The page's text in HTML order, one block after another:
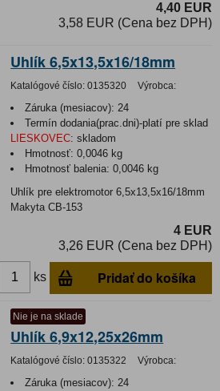
4,40 EUR
3,58 EUR (Cena bez DPH)
Uhlík 6,5x13,5x16/18mm
Katalógové číslo: 0135320 Výrobca:
Záruka (mesiacov): 24
Termín dodania(prac.dni)-platí pre sklad
LIESKOVEC: skladom
Hmotnosť:0,0046 kg
Hmotnosť balenia:0,0046 kg
Uhlík pre elektromotor 6,5x13,5x16/18mm
Makyta CB-153
4 EUR
3,26 EUR (Cena bez DPH)
ks Pridať do košíka
Nie je na sklade
Uhlík 6,9x12,25x26mm
Katalógové číslo: 0135322 Výrobca:
Záruka (mesiacov): 24